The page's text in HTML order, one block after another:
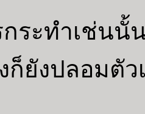
กระทำเช่น
ก็ยังปลอมตั